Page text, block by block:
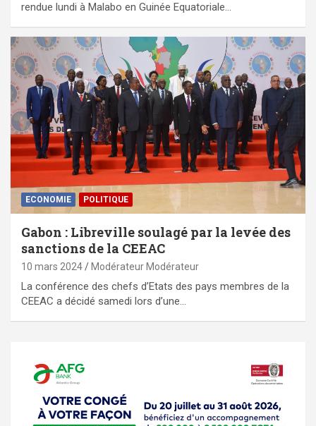
rendue lundi à Malabo en Guinée Equatoriale…
ECONOMIE POLITIQUE
Gabon : Libreville soulagé par la levée des
sanctions de la CEEAC
10 mars 2024 Modérateur Modérateur
La conférence des chefs d’Etats des pays membres de la
CEEAC a décidé samedi lors d’une…